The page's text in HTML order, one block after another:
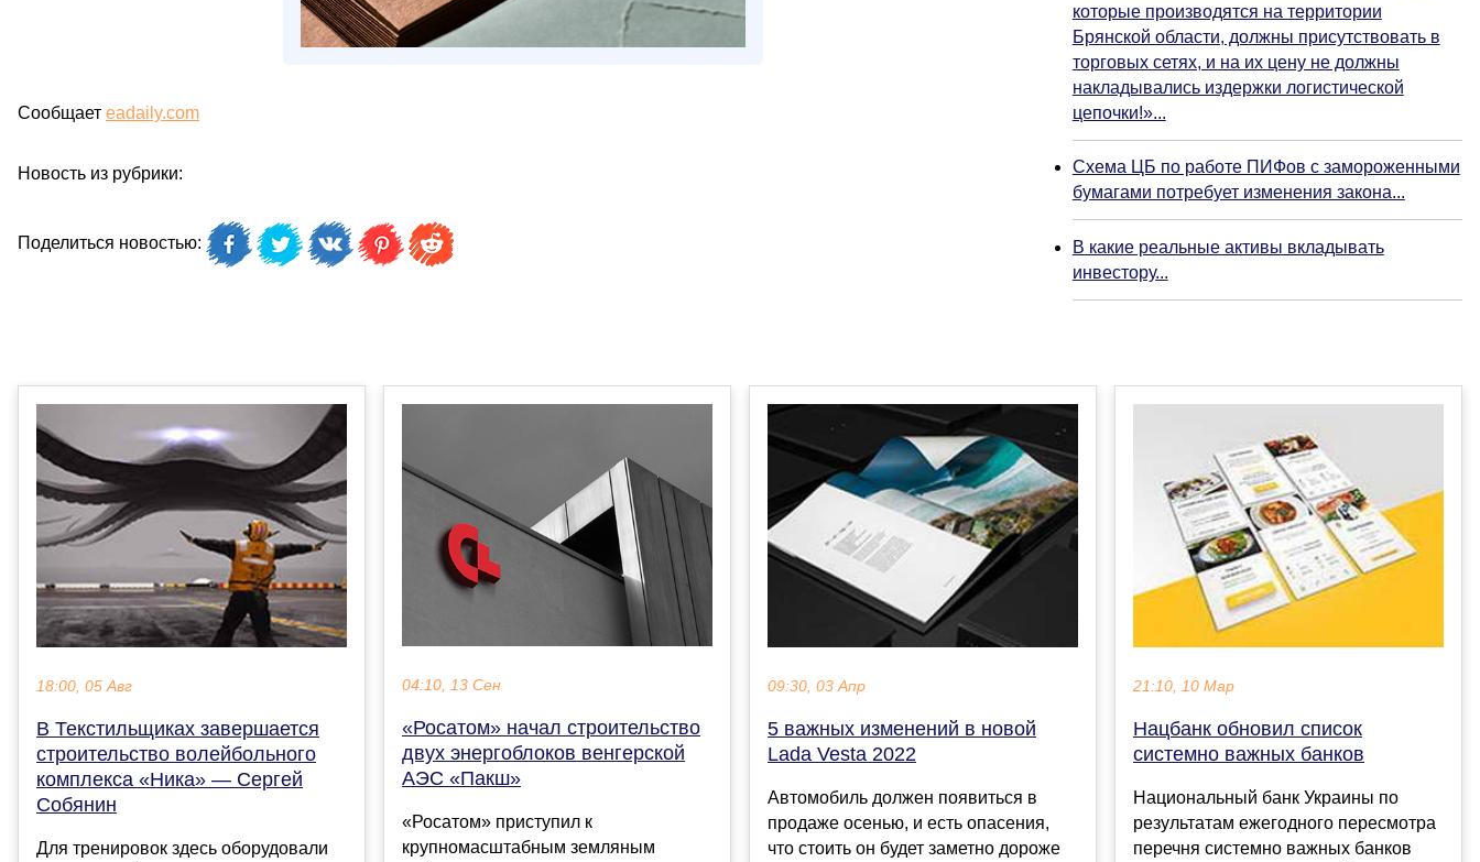
Сообщает eadaily.com
Новость из рубрики:
Поделиться новостью:
которые производятся на территории
Брянской области, должны присутствовать в
торговых сетях, и на их цену не должны
накладывались издержки логистической
цепочки!»...
Схема ЦБ по работе ПИФов с замороженными
бумагами потребует изменения закона...
В какие реальные активы вкладывать
инвестору...
18:00, 05 Авг
В Текстильщиках завершается
строительство волейбольного
комплекса «Ника» — Сергей
Собянин
Для тренировок здесь оборудовали
04:10, 13 Сен
«Росатом» начал строительство
двух энергоблоков венгерской
АЭС «Пакш»
«Росатом» приступил к
крупномасштабным земляным
09:30, 03 Апр
5 важных изменений в новой
Lada Vesta 2022
Автомобиль должен появиться в
продаже осенью, и есть опасения,
что стоить он будет заметно дороже
21:10, 10 Мар
Нацбанк обновил список
системно важных банков
Национальный банк Украины по
результатам ежегодного пересмотра
перечня системно важных банков